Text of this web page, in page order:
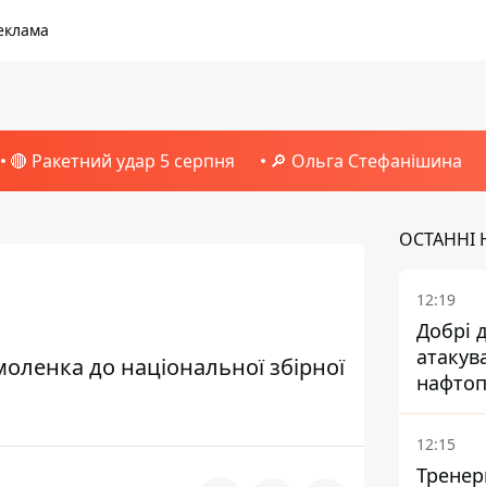
🔴 Ракетний удар 5 серпня 🔎 Ольга Стефанішина
до національної збірної
12:19
Добрі
один
12:15